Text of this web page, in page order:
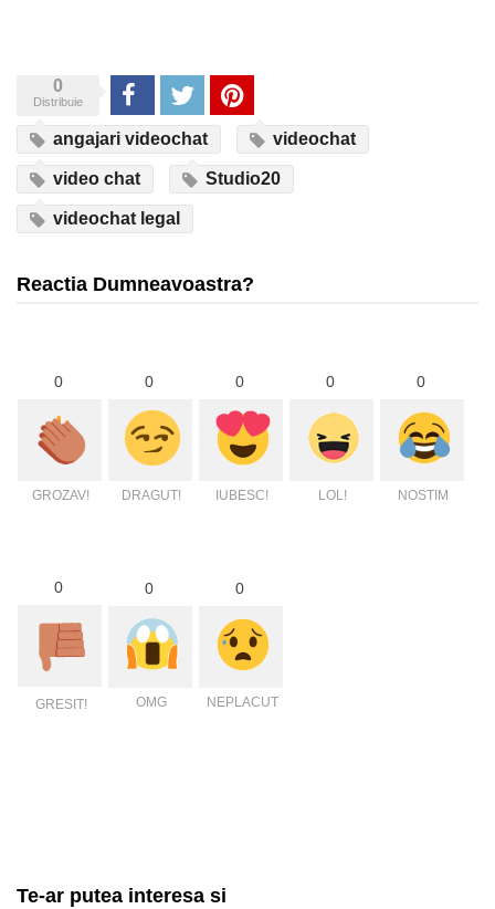
0
Distribuie Share Tweet Pinterest
angajari videochat videochat
video chat Studio20
videochat legal
Reactia Dumneavoastra?
0
GROZAV!
0
DRAGUT!
0
IUBESC!
0
LOL!
0
NOSTIM
0
GRESIT!
0
OMG
0
NEPLACUT
Te-ar putea interesa si